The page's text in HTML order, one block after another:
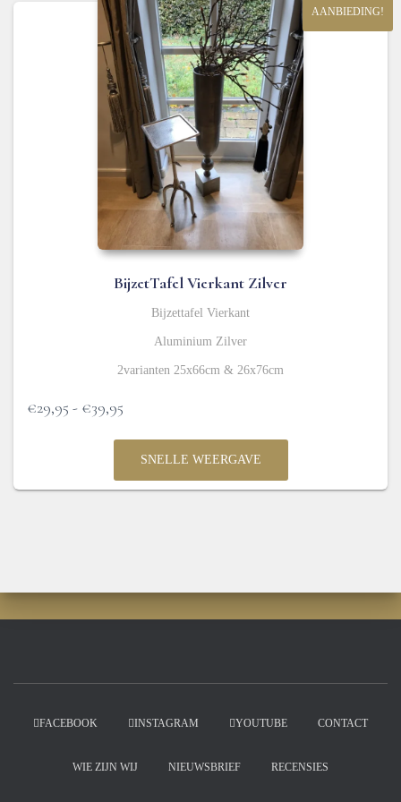
AANBIEDING!
BijzetTafel Vierkant Zilver
Bijzettafel Vierkant
Aluminium Zilver
2varianten 25x66cm & 26x76cm
€29,95 - €39,95
tot
€39,95
SNELLE WEERGAVE
FACEBOOK INSTAGRAM YOUTUBE CONTACT
WIE ZIJN WIJ NIEUWSBRIEF RECENSIES